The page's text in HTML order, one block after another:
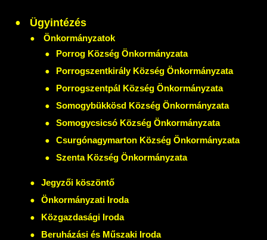
Ügyintézés
Önkormányzatok
Porrog Község Önkormányzata
Porrogszentkirály Község Önkormányzata
Porrogszentpál Község Önkormányzata
Somogybükkösd Község Önkormányzata
Somogycsicsó Község Önkormányzata
Csurgónagymarton Község Önkormányzata
Szenta Község Önkormányzata
Jegyzői köszöntő
Önkormányzati Iroda
Közgazdasági Iroda
Beruházási és Műszaki Iroda